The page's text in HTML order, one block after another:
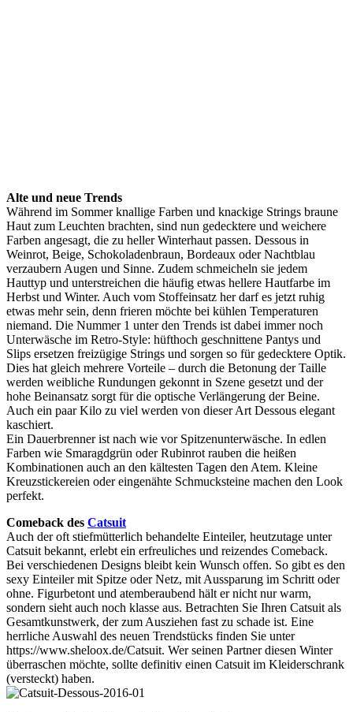
Alte und neue Trends
Während im Sommer knallige Farben und knackige Strings braune
Haut zum Leuchten brachten, sind nun gedecktere und weichere
Farben angesagt, die zu heller Winterhaut passen. Dessous in
Weinrot, Beige, Schokoladenbraun, Bordeaux oder Nachtblau
verzaubern Augen und Sinne. Zudem schmeicheln sie jedem
Hauttyp und unterstreichen die häufig etwas hellere Hautfarbe im
Herbst und Winter. Auch vom Stoffeinsatz her darf es jetzt ruhig
etwas mehr sein, denn frieren möchte bei kühlen Temperaturen
niemand. Die Nummer 1 unter den Trends ist dabei immer noch
Unterwäsche im Retro-Style: hüfthoch geschnittene Pantys und
Slips ersetzen freizügige Strings und sorgen so für gedecktere Optik.
Dies hat gleich mehrere Vorteile – durch die Betonung der Taille
werden weibliche Rundungen gekonnt in Szene gesetzt und der
hohe Beinansatz sorgt für die optische Verlängerung der Beine.
Auch ein paar Kilo zu viel werden von dieser Art Dessous elegant
kaschiert.
Ein Dauerbrenner ist nach wie vor Spitzenunterwäsche. In edlen
Farben wie Smaragdgrün oder Rubinrot rauben die heißen
Kombinationen auch an den kältesten Tagen den Atem. Kleine
Kreuzstickereien oder eingenähte Schmucksteine machen den Look
perfekt.
Comeback des Catsuit
Auch der oft stiefmütterlich behandelte Einteiler, heutzutage unter
Catsuit bekannt, erlebt ein erfreuliches und reizendes Comeback.
Bei verschiedenen Designs bleibt kein Wunsch offen. So gibt es den
sexy Einteiler mit Spitze oder Netz, mit Aussparung im Schritt oder
ohne. Figurbetont und atemberaubend hält er nicht nur warm,
sondern sieht auch noch klasse aus. Betrachten Sie Ihren Catsuit als
Gesamtkunstwerk, der zum Ausziehen fast zu schade ist. Eine
herrliche Auswahl des neuen Trendstücks finden Sie unter
https://www.sheloox.de/Catsuit. Wer seinen Partner diesen Winter
überraschen möchte, sollte definitiv einen Catsuit im Kleiderschrank
(versteckt) haben.